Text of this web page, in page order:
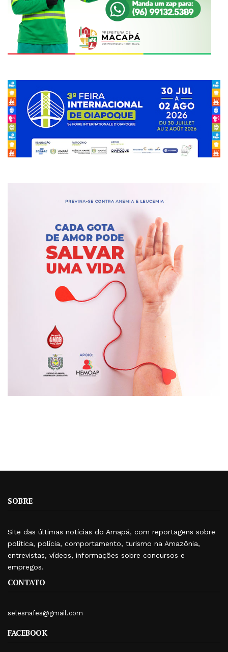
SOBRE
Site das últimas notícias do Amapá, com reportagens sobre
política, polícia, comportamento, turismo na Amazônia,
entrevistas, vídeos, informações sobre concursos e
empregos.
CONTATO
selesnafes@gmail.com
FACEBOOK